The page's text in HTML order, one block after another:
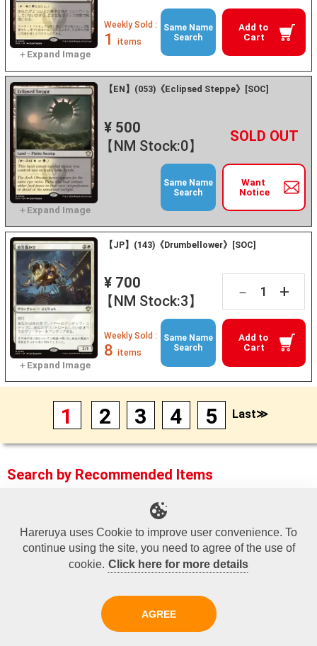
Add to
Cart
Weekly Sold :
1 items
Same Name
Search
【EN】(053)《Eclipsed Steppe》[SOC]
¥ 500
【NM Stock:0】
－ +
Want
Notice
Same Name
Search
【JP】(143)《Drumbellower》[SOC]
¥ 700
【NM Stock:3】
－ +
Add to
Cart
Weekly Sold :
8 items
Same Name
Search
1 2 3 4 5 Last≫
Search by Recommended Items
Legacy
Promo High-End Singles Foil Corner
Japanese Supply
Hareruya uses Cookie to improve user convenience. To
continue using the site, you need to agree of the use of
cookie. Click here for more details
AGREE